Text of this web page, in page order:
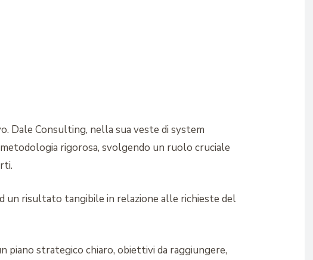
Dale Consulting, nella sua veste di system
rigorosa, svolgendo un ruolo cruciale
un risultato tangibile in relazione alle richieste del
piano strategico chiaro, obiettivi da raggiungere,